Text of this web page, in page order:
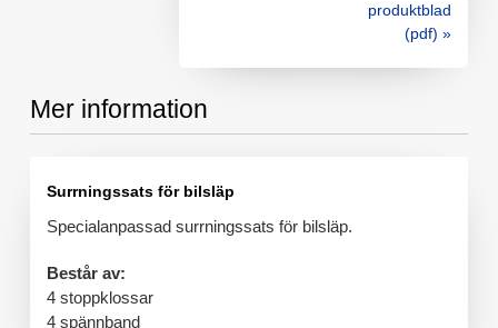
produktblad
(pdf) »
Mer information
Surrningssats för bilsläp
Specialanpassad surrningssats för bilsläp.
Består av:
4 stoppklossar
4 spännband